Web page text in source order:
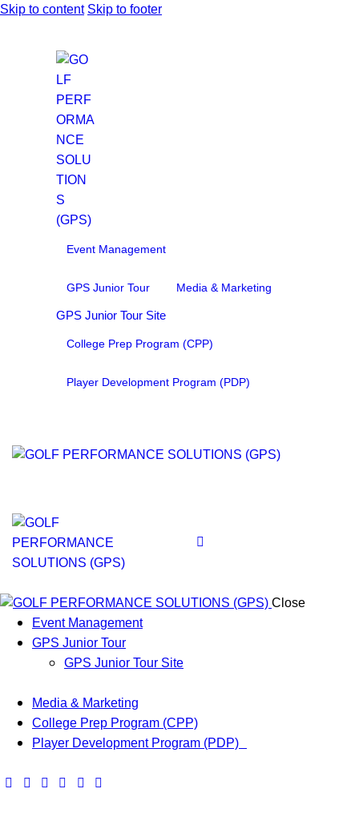
Skip to contentSkip to footer
Event Management
GPS Junior Tour
GPS Junior Tour Site
Media & Marketing
College Prep Program (CPP)
Player Development Program (PDP)
Close
Event Management
GPS Junior Tour
GPS Junior Tour Site
Media & Marketing
College Prep Program (CPP)
Player Development Program (PDP)